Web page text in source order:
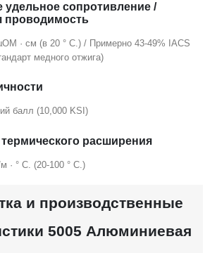
удельное сопротивление /
проводимость
· см (в 20 ° C.) / Примерно 43-49% IACS
медного отжига)
балл (10,000 KSI)
расширения
· ° C. (20-100 ° C.)
и производственные
5005 Алюминиевая